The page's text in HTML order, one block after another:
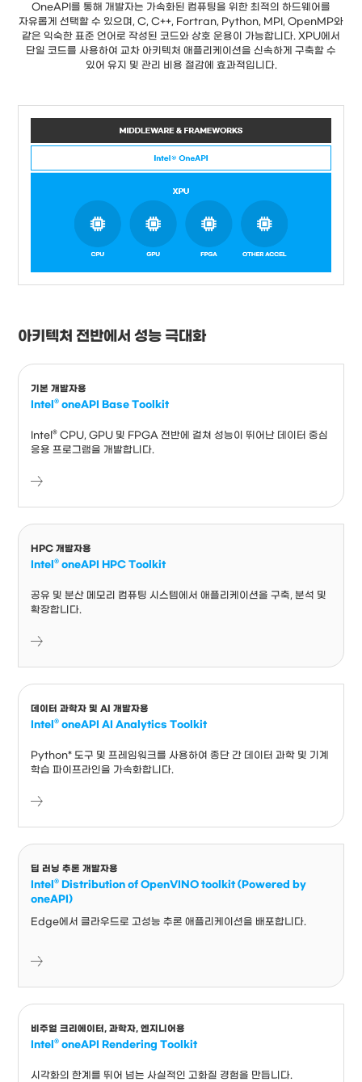
OneAPI를 통해 개발자는 가속화된 컴퓨팅을 위한 최적의 하드웨어를
자유롭게 선택할 수 있으며, C, C++, Fortran, Python, MPI, OpenMP와
같은 익숙한 표준 언어로 작성된 코드와 상호 운용이 가능합니다. XPU에서
단일 코드를 사용하여 교차 아키텍처 애플리케이션을 신속하게 구축할 수
있어 유지 및 관리 비용 절감에 효과적입니다.
아키텍처 전반에서 성능 극대화
기본 개발자용
Intel® oneAPI Base Toolkit
Intel® CPU, GPU 및 FPGA 전반에 걸쳐 성능이 뛰어난 데이터 중심
응용 프로그램을 개발합니다.
HPC 개발자용
Intel® oneAPI HPC Toolkit
공유 및 분산 메모리 컴퓨팅 시스템에서 애플리케이션을 구축, 분석 및
확장합니다.
데이터 과학자 및 AI 개발자용
Intel® oneAPI AI Analytics Toolkit
Python* 도구 및 프레임워크를 사용하여 종단 간 데이터 과학 및 기계
학습 파이프라인을 가속화합니다.
딥 러닝 추론 개발자용
Intel® Distribution of OpenVINO toolkit (Powered by
oneAPI)
Edge에서 클라우드로 고성능 추론 애플리케이션을 배포합니다.
비주얼 크리에이터, 과학자, 엔지니어용
Intel® oneAPI Rendering Toolkit
시각화의 한계를 뛰어 넘는 사실적인 고화질 경험을 만듭니다.